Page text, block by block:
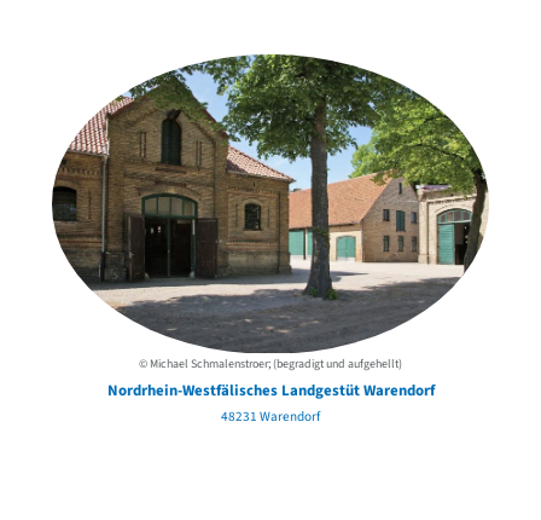
© Michael Schmalenstroer; (begradigt und aufgehellt)
Nordrhein-Westfälisches Landgestüt Warendorf
48231 Warendorf